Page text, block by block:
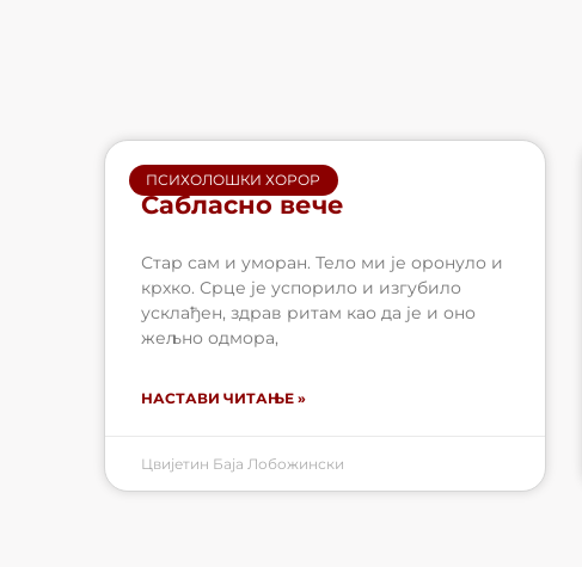
ПСИХОЛОШКИ ХОРОР
Сабласно вече
Стар сам и уморан. Тело ми је оронуло и
крхко. Срце је успорило и изгубило
усклађен, здрав ритам као да је и оно
жељно одмора,
НАСТАВИ ЧИТАЊЕ »
Цвијетин Баја Лобожински